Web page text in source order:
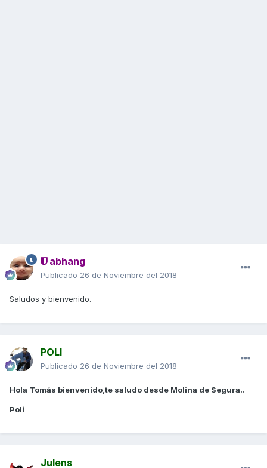
abhang
Publicado 26 de Noviembre del 2018
Saludos y bienvenido.
POLI
Publicado 26 de Noviembre del 2018
Hola Tomás bienvenido,te saludo desde Molina de Segura..
Poli
Julens